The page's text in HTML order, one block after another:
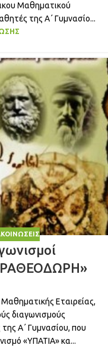
Μαθηματικού
της Α΄ Γυμνασίο...
Εταιρείας,
διαγωνισμούς
Α΄ Γυμνασίου, που
«ΥΠΑΤΙΑ» κα...